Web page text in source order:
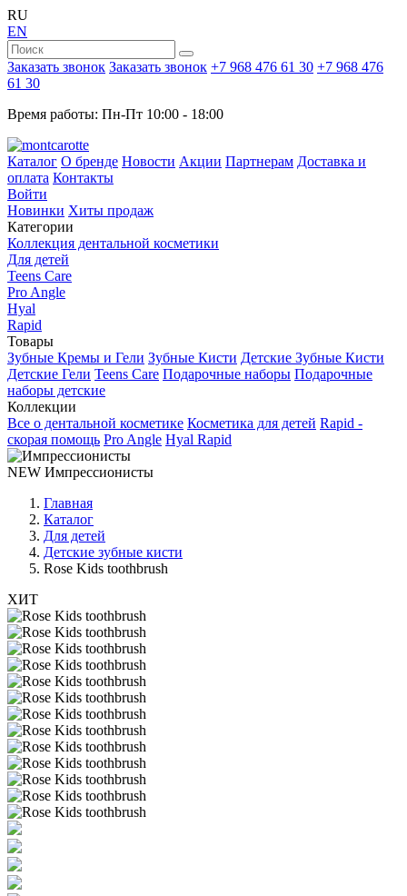
RU
EN
Заказать звонок Заказать звонок +7 968 476 61 30 +7 968 476
61 30
Время работы: Пн-Пт 10:00 - 18:00
Каталог О бренде Новости Акции Партнерам Доставка и
оплата Контакты
Войти
Новинки Хиты продаж
Категории
Коллекция дентальной косметики
Для детей
Teens Care
Pro Angle
Hyal
Rapid
Товары
Зубные Кремы и Гели Зубные Кисти Детские Зубные Кисти
Детские Гели Teens Care Подарочные наборы Подарочные
наборы детские
Коллекции
Все о дентальной косметике Косметика для детей Rapid -
скорая помощь Pro Angle Hyal Rapid
NEW Импрессионисты
Главная
Каталог
Для детей
Детские зубные кисти
Rose Kids toothbrush
ХИТ